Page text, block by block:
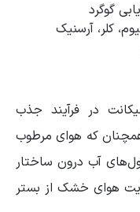
گوگرد
کلر، آرسنیک
در فرآیند جذب
که هوای مرطوب
آب درون ساختار
هوای خشک از بستر